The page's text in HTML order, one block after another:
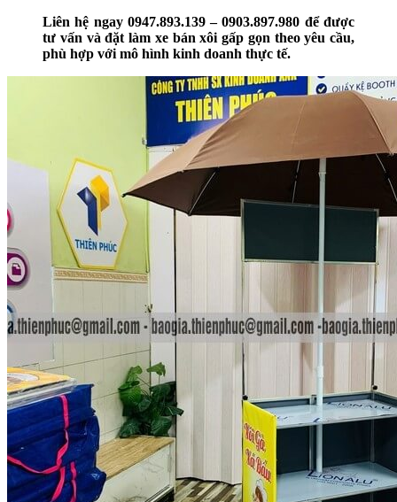
Liên hệ ngay 0947.893.139 – 0903.897.980 để được
tư vấn và đặt làm xe bán xôi gấp gọn theo yêu cầu,
phù hợp với mô hình kinh doanh thực tế.